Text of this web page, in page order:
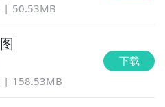
50.53MB
158.53MB
下载